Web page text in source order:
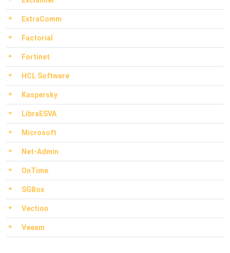
ExtraComm
Factorial
Fortinet
HCL Software
Kaspersky
LibraESVA
Microsoft
Net-Admin
OnTime
SGBox
Vection
Veeam